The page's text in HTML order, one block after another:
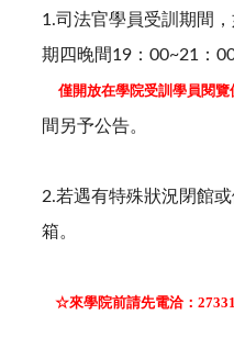
1.司法官學員受訓期間
期四晚間19：00~21：
僅開放在學院受訓學員閱覽
間另予公告。
2.若遇有特殊狀況閉館
箱。
☆來學院前請先電洽：